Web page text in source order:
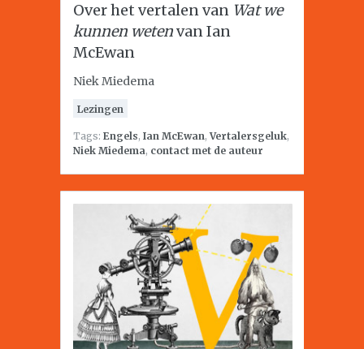
Over het vertalen van Wat we
kunnen wetenvan Ian
McEwan
Niek Miedema
Lezingen
Tags: Engels, Ian McEwan,Vertalersgeluk,
Niek Miedema, contact met de auteur